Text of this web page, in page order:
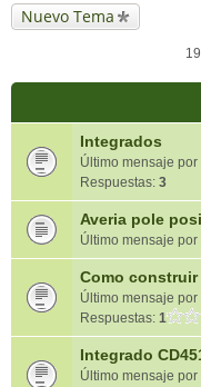
Nuevo Tema
Integrados
Último mensaje por
Respuestas: 3
Averia pole
Último mensaje por
Como
Último mensaje por
Respuestas: 1
Integrado
Último mensaje por